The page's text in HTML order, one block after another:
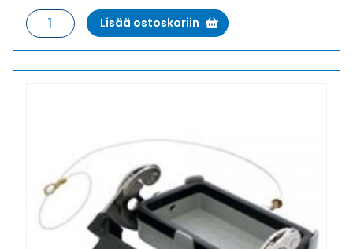
KANSI
KANSI
määrä
Lisää ostoskoriin